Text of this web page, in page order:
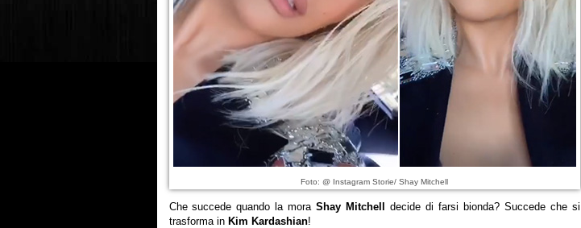
Foto: @ Instagram Storie/ Shay Mitchell
Che succede quando la moraShay Mitchell
decide di farsi bionda? Succede che si
trasforma in Kim Kardashian!